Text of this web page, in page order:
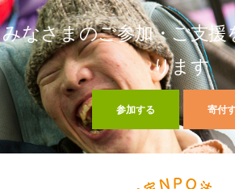
みなさまのご参加・ご支援
ります
参加する 寄付